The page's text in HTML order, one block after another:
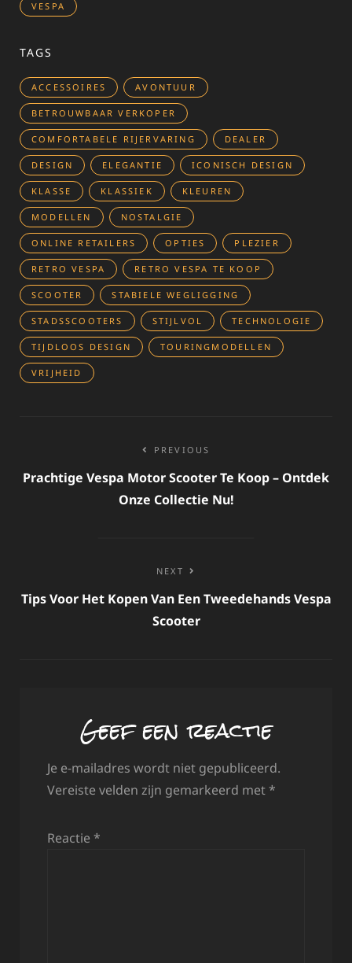
VESPA
TAGS
ACCESSOIRES AVONTUUR
BETROUWBAAR VERKOPER
COMFORTABELE RIJERVARING DEALER
DESIGN ELEGANTIE ICONISCH DESIGN
KLASSE KLASSIEK KLEUREN
MODELLEN NOSTALGIE
ONLINE RETAILERS OPTIES PLEZIER
RETRO VESPA RETRO VESPA TE KOOP
SCOOTER STABIELE WEGLIGGING
STADSSCOOTERS STIJLVOL TECHNOLOGIE
TIJDLOOS DESIGN TOURINGMODELLEN
VRIJHEID
navigatie
PREVIOUS
Prachtige Vespa Motor Scooter Te Koop – Ontdek
Onze Collectie Nu!
NEXT
Tips Voor Het Kopen Van Een Tweedehands Vespa
Scooter
Geef een reactie
Je e-mailadres wordt niet gepubliceerd.
Vereiste velden zijn gemarkeerd met *
Reactie *